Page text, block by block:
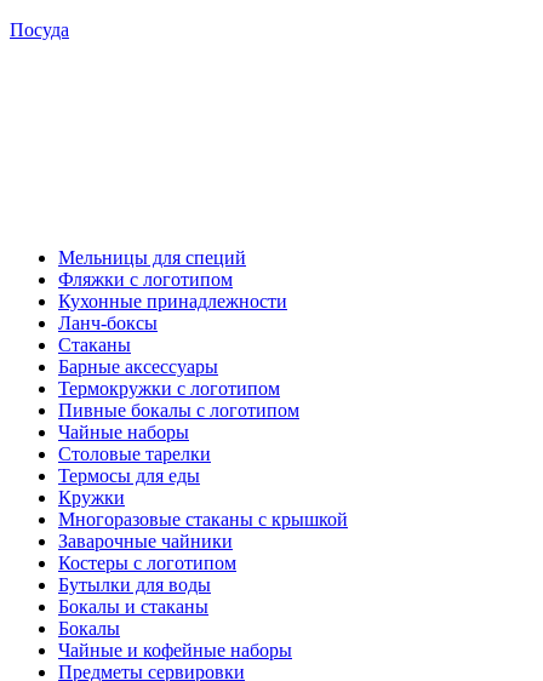
Посуда
Мельницы для специй
Фляжки с логотипом
Кухонные принадлежности
Ланч-боксы
Стаканы
Барные аксессуары
Термокружки с логотипом
Пивные бокалы с логотипом
Чайные наборы
Столовые тарелки
Термосы для еды
Кружки
Многоразовые стаканы с крышкой
Заварочные чайники
Костеры с логотипом
Бутылки для воды
Бокалы и стаканы
Бокалы
Чайные и кофейные наборы
Предметы сервировки